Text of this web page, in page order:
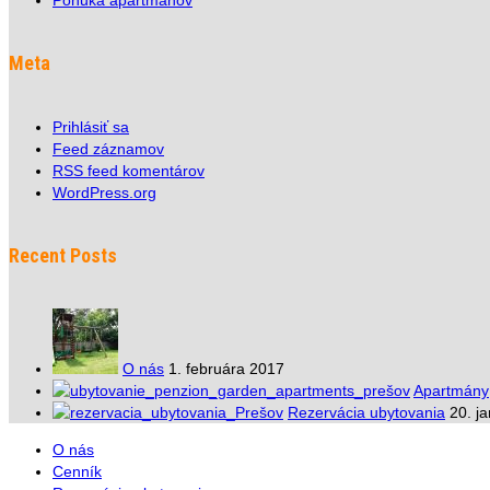
Meta
Prihlásiť sa
Feed záznamov
RSS feed komentárov
WordPress.org
Recent Posts
O nás 1. februára 2017
Apartmány
Rezervácia ubytovania 20.
O nás
Cenník